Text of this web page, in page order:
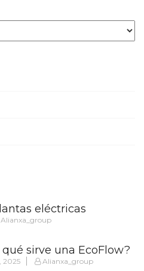
eléctricas
comparación
Alianxa_group
qué sirve una EcoFlow?
reales que te facilitan
2025 Alianxa_group